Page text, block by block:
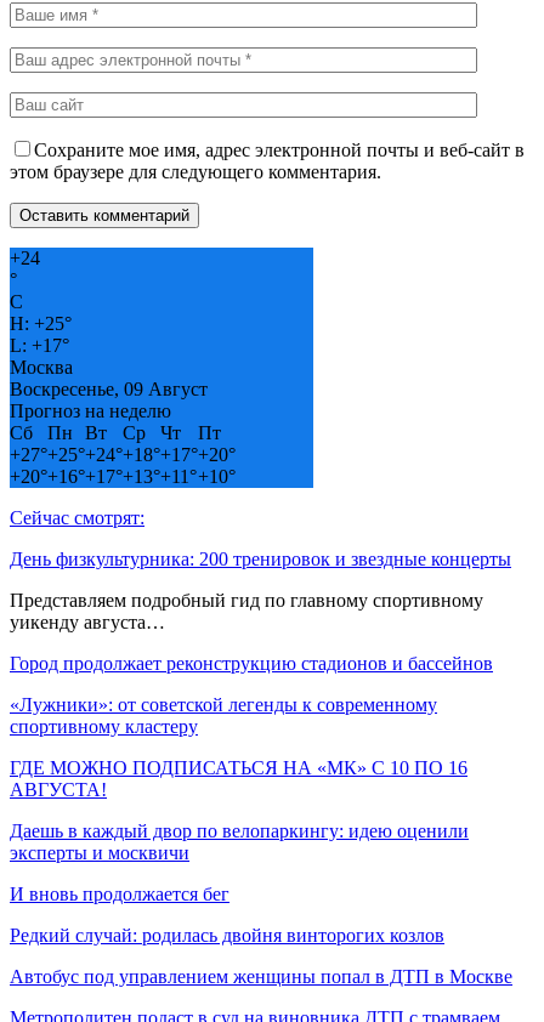
Сохраните мое имя, адрес электронной почты и веб-сайт в
этом браузере для следующего комментария.
+24
°
C
H: +25°
L: +17°
Москва
Воскресенье, 09 Август
Прогноз на неделю
Сб
Пн Вт Ср Чт
Пт
+27°+25°+24°+18°+17°+20°
+20°+16°+17°+13°+11°+10°
Сейчас смотрят:
День физкультурника: 200 тренировок и звездные концерты
Представляем подробный гид по главному спортивному
уикенду августа…
Город продолжает реконструкцию стадионов и бассейнов
«Лужники»: от советской легенды к современному
спортивному кластеру
ГДЕ МОЖНО ПОДПИСАТЬСЯ НА «МК» С 10 ПО 16
АВГУСТА!
Даешь в каждый двор по велопаркингу: идею оценили
эксперты и москвичи
И вновь продолжается бег
Редкий случай: родилась двойня винторогих козлов
Автобус под управлением женщины попал в ДТП в Москве
Метрополитен подаст в суд на виновника ДТП с трамваем